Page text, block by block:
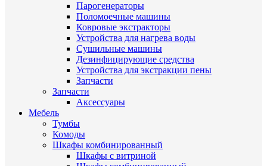
Парогенераторы
Поломоечные машины
Ковровые экстракторы
Устройства для нагрева воды
Сушильные машины
Дезинфицирующие средства
Устройства для экстракции пены
Запчасти
Запчасти
Аксессуары
Мебель
Тумбы
Комоды
Шкафы комбинированный
Шкафы с витриной